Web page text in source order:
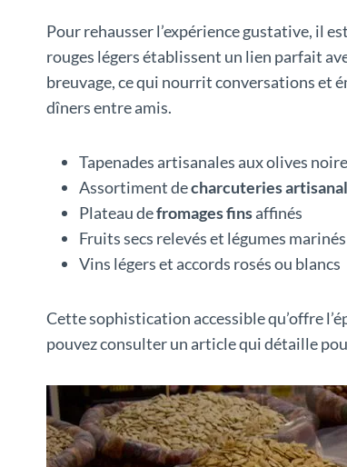
Pour rehausser l’expérience gustative, il
rouges légers établissent un lien parfait
breuvage, ce qui nourrit conversations et
dîners entre amis.
Tapenades artisanales aux olives
Assortiment decharcuteries
Plateau defromages finsaffinés
Fruits secs relevés et légumes marinés
Vins légers et accords rosés ou blancs
Cette sophistication accessible qu’offre
pouvez consulter un article qui détaille